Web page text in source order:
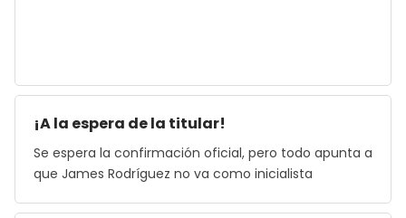
¡A la espera de la titular!
Se espera la confirmación oficial, pero todo apunta a
que James Rodríguez no va como inicialista